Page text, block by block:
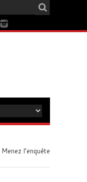
Menez l’enquête